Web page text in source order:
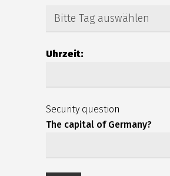
Uhrzeit:
Security question
The capital of Germany?